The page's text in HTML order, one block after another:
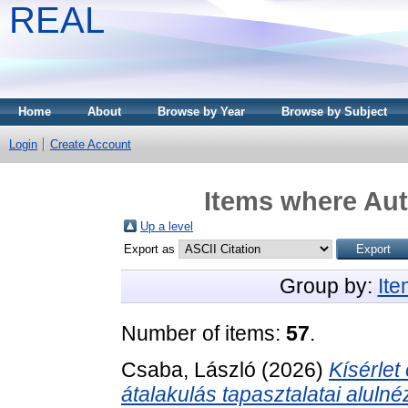
REAL
Home About Browse by Year Browse by Subject
Login Create Account
Items where
Up a level
Export as
Group by:
Number of items: 57.
Csaba, László (2026) Kísérlet
átalakulás tapasztalatai